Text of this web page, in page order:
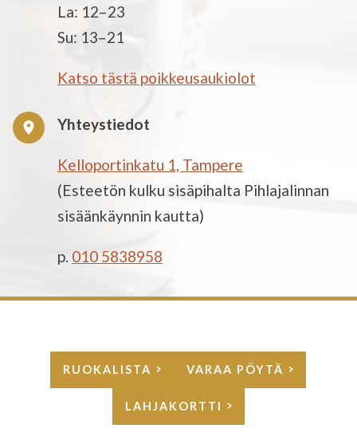
La: 12–23
Su: 13–21
Katso tästä poikkeusaukiolot
Yhteystiedot
Kelloportinkatu 1, Tampere
(Esteetön kulku sisäpihalta Pihlajalinnan
sisäänkäynnin kautta)
p. 010 5838958
RUOKALISTA VARAA PÖYTÄ
LAHJAKORTTI